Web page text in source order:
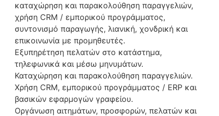
καταχώρηση και παρακολούθηση παραγγελιών,
χρήση CRM / εμπορικού προγράμματος,
συντονισμό παραγωγής, λιανική, χονδρική και
επικοινωνία με προμηθευτές.
Εξυπηρέτηση πελατών στο κατάστημα,
τηλεφωνικά και μέσω μηνυμάτων.
Καταχώρηση και παρακολούθηση παραγγελιών.
Χρήση CRM, εμπορικού προγράμματος / ERP και
βασικών εφαρμογών γραφείου.
Οργάνωση αιτημάτων, προσφορών, πελατών και